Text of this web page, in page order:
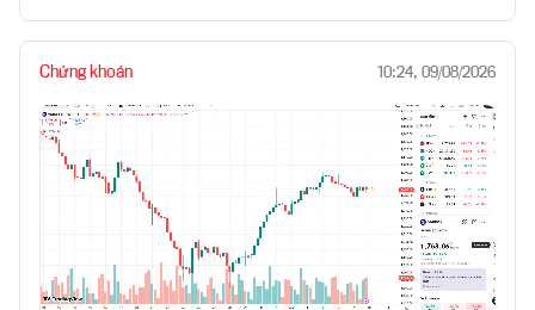
Chứng khoán 10:24, 09/08/2026